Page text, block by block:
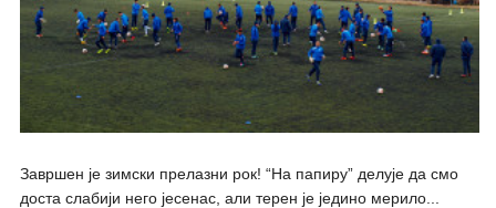
Завршен је зимски прелазни рок! “На папиру” делује да смо
доста слабији него јесенас, али терен је једино мерило...